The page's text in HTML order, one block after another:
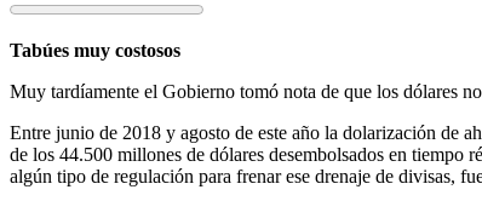
Tabúes muy costosos
Muy tardíamente el Gobierno tomó nota de que los dólares
Entre junio de 2018 y agosto de este año la dolarización de
de los 44.500 millones de dólares desembolsados en tiempo
algún tipo de regulación para frenar ese drenaje de divisas,